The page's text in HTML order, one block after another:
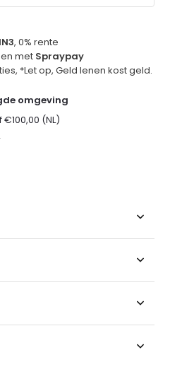
IN3, 0% rente
met Spraypay
*Let op, Geld lenen kost geld.
omgeving
(NL)